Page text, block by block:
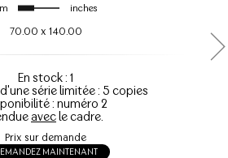
inches
70.00 x 140.00
En stock : 1
série limitée : 5 copies
: numéro 2
avecle cadre.
Prix sur demande
MAINTENANT